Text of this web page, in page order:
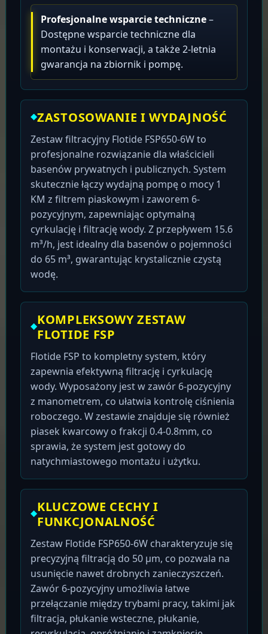
Profesjonalne wsparcie techniczne–
Dostępne wsparcie techniczne dla
montażu i konserwacji, a także 2-letnia
gwarancja na zbiornik i pompę.
ZASTOSOWANIE I WYDAJNOŚĆ
Zestaw filtracyjny Flotide FSP650-6W to
profesjonalne rozwiązanie dla właścicieli
basenów prywatnych i publicznych. System
skutecznie łączy wydajną pompę o mocy 1
KM z filtrem piaskowym i zaworem 6-
pozycyjnym, zapewniając optymalną
cyrkulację i filtrację wody. Z przepływem 15.6
m³/h, jest idealny dla basenów o pojemności
do 65 m³, gwarantując krystalicznie czystą
wodę.
KOMPLEKSOWY ZESTAW
FLOTIDE FSP
Flotide FSP to kompletny system, który
zapewnia efektywną filtrację i cyrkulację
wody. Wyposażony jest w zawór 6-pozycyjny
z manometrem, co ułatwia kontrolę ciśnienia
roboczego. W zestawie znajduje się również
piasek kwarcowy o frakcji 0.4-0.8mm, co
sprawia, że system jest gotowy do
natychmiastowego montażu i użytku.
KLUCZOWE CECHY I
FUNKCJONALNOŚĆ
Zestaw Flotide FSP650-6W charakteryzuje się
precyzyjną filtracją do 50 μm, co pozwala na
usunięcie nawet drobnych zanieczyszczeń.
Zawór 6-pozycyjny umożliwia łatwe
przełączanie między trybami pracy, takimi jak
filtracja, płukanie wsteczne, płukanie,